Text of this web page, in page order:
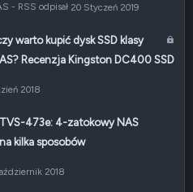
20 Styczeń 2019
- RSS
warto kupić dysk SSD klasy
Recenzja Kingston DC400 SSD
2018
473e: 4-zatokowy NAS
kilka sposobów
2018